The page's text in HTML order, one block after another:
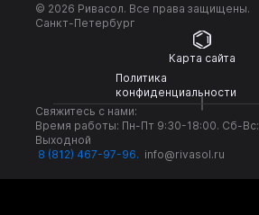
© 2026 Ривасол. Все права защищены.
Санкт-Петербург
Карта сайта
Политика
конфиденциальности
Свяжитесь с нами:
Время работы: Пн-Пт 9:30-18:00. Сб-Вс:
Выходной
8 (812) 467-97-96. info@rivasol.ru